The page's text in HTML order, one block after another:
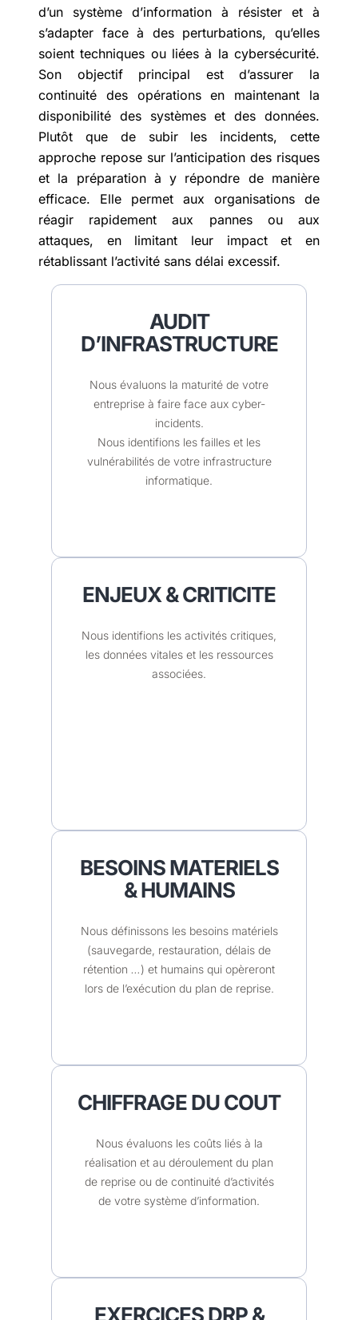
d’un système d’information à résister et à
s’adapter face à des perturbations, qu’elles
soient techniques ou liées à la cybersécurité.
Son objectif principal est d’assurer la
continuité des opérations en maintenant la
disponibilité des systèmes et des données.
Plutôt que de subir les incidents, cette
approche repose sur l’anticipation des risques
et la préparation à y répondre de manière
efficace. Elle permet aux organisations de
réagir rapidement aux pannes ou aux
attaques, en limitant leur impact et en
rétablissant l’activité sans délai excessif.
AUDIT
D’INFRASTRUCTURE
Nous évaluons la maturité de votre
entreprise à faire face aux cyber-
incidents.
Nous identifions les failles et les
vulnérabilités de votre infrastructure
informatique.
ENJEUX & CRITICITE
Nous identifions les activités critiques,
les données vitales et les ressources
associées.
BESOINS MATERIELS
& HUMAINS
Nous définissons les besoins matériels
(sauvegarde, restauration, délais de
rétention …) et humains qui opèreront
lors de l’exécution du plan de reprise.
CHIFFRAGE DU COUT
Nous évaluons les coûts liés à la
réalisation et au déroulement du plan
de reprise ou de continuité d’activités
de votre système d’information.
EXERCICES DRP &